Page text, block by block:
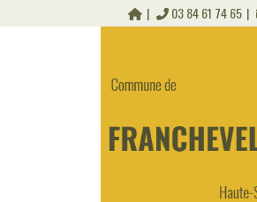
03 84 61 74 65
Panneau de gestion des cookies